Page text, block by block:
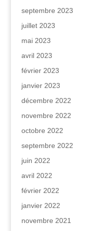
septembre 2023
juillet 2023
mai 2023
avril 2023
février 2023
janvier 2023
décembre 2022
novembre 2022
octobre 2022
septembre 2022
juin 2022
avril 2022
février 2022
janvier 2022
novembre 2021